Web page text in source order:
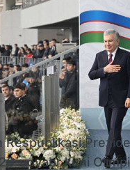
Respublikasi
noyabr kuni